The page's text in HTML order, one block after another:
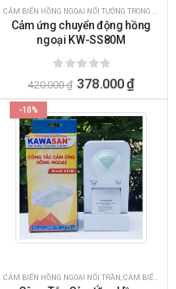
CÔNG TẮC CẢM BIẾN,CÔNG TẮC CẢM ỨNG CHUYỂN
Cảm ứng chuyển động hồng
ngoại KW-SS80M
ngoài 5
420.000₫ 378.000₫
,CÔNG TẮC CẢM ỨNG CHUYỂN ĐỘNG,CÔNG
-10%
CẢM BIẾN HỒNG NGOẠI NỔI TRẦN CẢM BIẾN HỒNG NGOẠI NỔI TƯỜNG NGOÀI TRỜI